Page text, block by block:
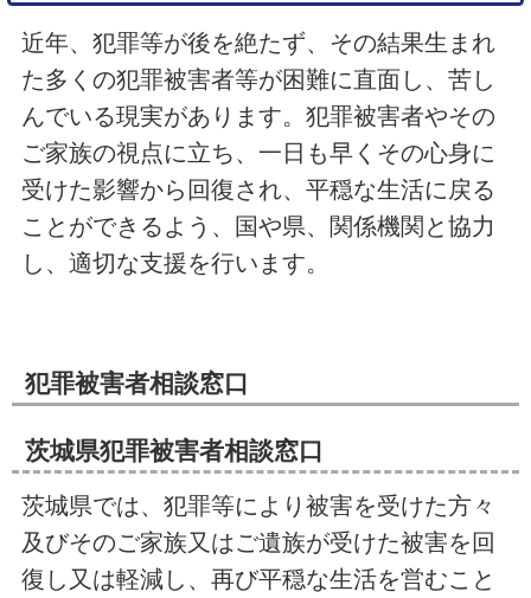
近年、犯罪等が後を絶たず、その結果生まれ
た多くの犯罪被害者等が困難に直面し、苦し
んでいる現実があります。犯罪被害者やその
ご家族の視点に立ち、一日も早くその心身に
受けた影響から回復され、平穏な生活に戻る
ことができるよう、国や県、関係機関と協力
し、適切な支援を行います。
犯罪被害者相談窓口
茨城県犯罪被害者相談窓口
茨城県では、犯罪等により被害を受けた方々
及びそのご家族又はご遺族が受けた被害を回
復し又は軽減し、再び平穏な生活を営むこと